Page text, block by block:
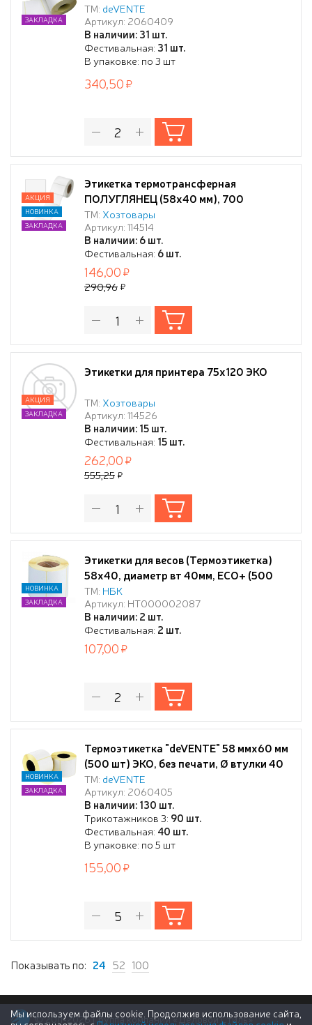
40 мм
ТМ: deVENTE
Артикул: 2060409
В наличии: 31 шт.
Фестивальная: 31 шт.
В упаковке: по 3 шт
ЗАКЛАДКА
340,50
Этикетка термотрансферная
ПОЛУГЛЯНЕЦ (58х40 мм), 700
этикеток в ролике
ТМ: Хозтовары
Артикул: 114514
В наличии: 6 шт.
Фестивальная: 6 шт.
АКЦИЯ
НОВИНКА
ЗАКЛАДКА
146,00
290,96
Этикетки для принтера 75х120 ЭКО
ТМ: Хозтовары
Артикул: 114526
В наличии: 15 шт.
Фестивальная: 15 шт.
АКЦИЯ
ЗАКЛАДКА
262,00
555,25
Этикетки для весов (Термоэтикетка)
58х40, диаметр вт 40мм, ECO+ (500
этикеток в рулоне) B НБК
ТМ: НБК
Артикул: НТ000002087
В наличии: 2 шт.
Фестивальная: 2 шт.
НОВИНКА
ЗАКЛАДКА
107,00
Термоэтикетка "deVENTE" 58 ммx60 мм
(500 шт) ЭКО, без печати, Ø втулки 40
мм
ТМ: deVENTE
Артикул: 2060405
В наличии: 130 шт.
Трикотажников 3: 90 шт.
Фестивальная: 40 шт.
В упаковке: по 5 шт
НОВИНКА
ЗАКЛАДКА
155,00
Показывать по: 24 52 100
© 2011-2026 Группа компаний «Деловой Стиль»
Мы используем файлы cookie. Продолжив использование сайта,